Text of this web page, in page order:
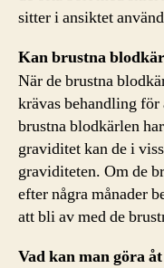
sitter i ansiktet
Kan brustna
När de brustna
krävas behandling
brustna blodkärlen
graviditet kan de i
graviditeten. Om de
efter några månader
att bli av med de
Vad kan man göra